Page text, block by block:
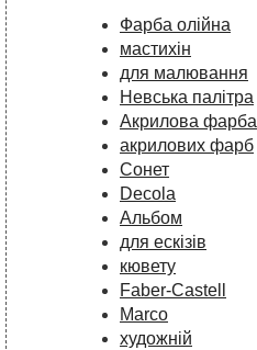
Фарба олійна
мастихін
для малювання
Невська палітра
Акрилова фарба
акрилових фарб
Сонет
Decola
Альбом
для ескізів
кювету
Faber-Castell
Marco
художній